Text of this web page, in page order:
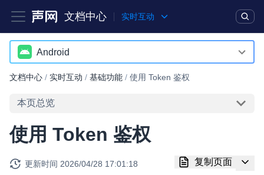
文档中心 实时互动
产品 解决方案
突破传统文字交互模式，与 AI 进行高拟真、自然流畅的实时语
Android
Android
iOS
Web
Windows
文档中心 / 实时互动 / 基础功能 / 使用 Token 鉴权
本页总览
使用 Token 鉴权
更新时间 2026/04/28 17:01:18 复制页面